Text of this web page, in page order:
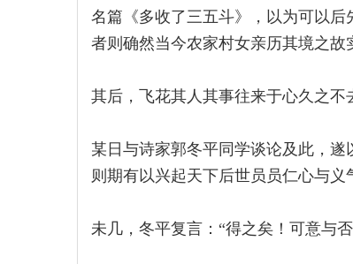
名篇《多收了三五斗》，以为可以
者则确然当今农家村女亲历其境之故
其后，飞花其人其事往来于心久之不
某日与诗家郭冬平同学谈论及此，
则期有以兴起天下后世员员仁心与义
未几，冬平复言：“得之矣！可意与